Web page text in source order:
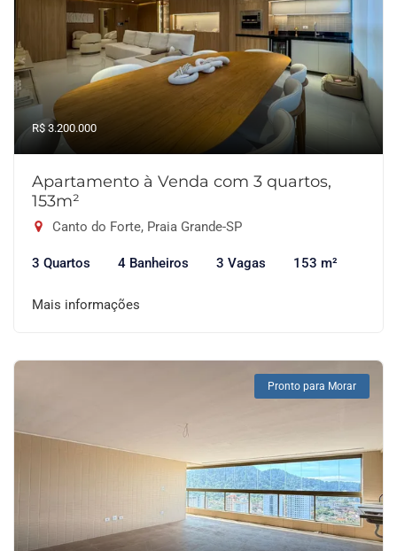
R$ 3.200.000
Apartamento à Venda com 3 quartos,
153m²
Canto do Forte, Praia Grande-SP
3 Quartos 4 Banheiros 3 Vagas 153 m²
Mais informações
Pronto para Morar